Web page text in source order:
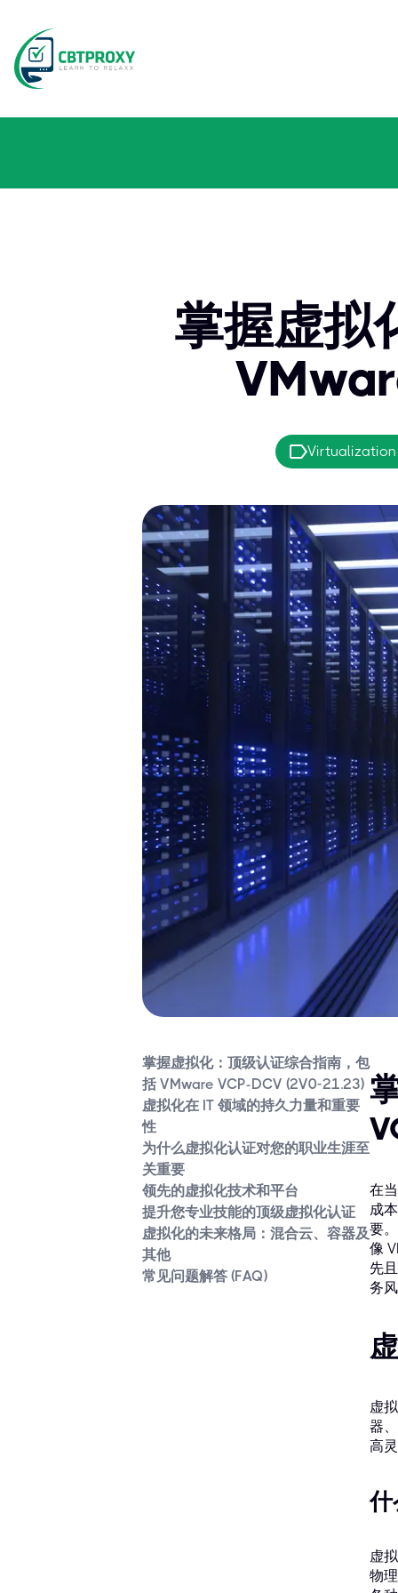
掌握虚拟
掌握虚拟化：顶级认证综合指南，包
括 VMware VCP-DCV (2V0-21.23)
虚拟化在 IT 领域的持久力量和重要
性
为什么虚拟化认证对您的职业生涯至
关重要
领先的虚拟化技术和平台
提升您专业技能的顶级虚拟化认证
虚拟化的未来格局：混合云、容器及
其他
常见问题解答 (FAQ)
在
成
要
像
先
务风
虚
器
高
什
虚
物